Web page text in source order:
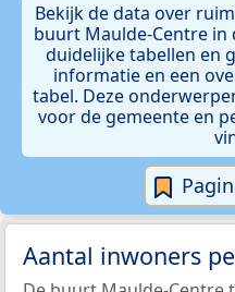
Bekijk de data over
buurt Maulde-Centre
duidelijke tabellen en
informatie en een
tabel. Deze
voor de gemeente en
Aantal inwoners